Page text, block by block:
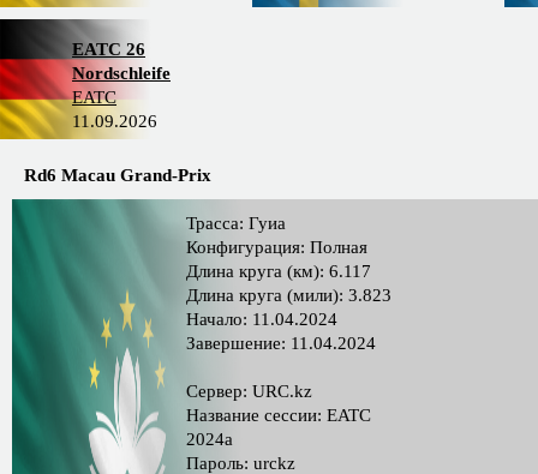
EATC 26
Nordschleife
EATC
11.09.2026
Rd6 Macau Grand-Prix
Трасса: Гуиа
Конфигурация: Полная
Длина круга (км): 6.117
Длина круга (мили): 3.823
Начало: 11.04.2024
Завершение: 11.04.2024
Сервер: URC.kz
Название сессии: EATC
2024a
Пароль: urckz